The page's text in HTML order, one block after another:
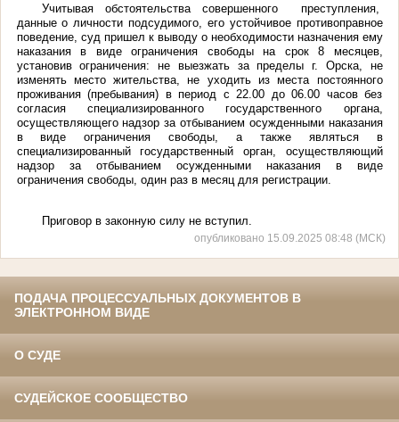
Учитывая обстоятельства совершенного преступления,
данные о личности подсудимого, его устойчивое противоправное
поведение, суд пришел к выводу о необходимости назначения ему
наказания в виде ограничения свободы
на срок 8 месяцев,
установив ограничения: не выезжать за пределы г. Орска, не
изменять место жительства, не уходить из места постоянного
проживания (пребывания) в период с 22.00 до 06.00 часов без
согласия специализированного государственного органа,
осуществляющего надзор за отбыванием осужденными наказания
в виде ограничения свободы, а также являться в
специализированный государственный орган, осуществляющий
надзор за отбыванием осужденными наказания в виде
ограничения свободы, один раз в месяц для регистрации.
Приговор в законную силу не вступил.
опубликовано 15.09.2025 08:48 (МСК)
ПОДАЧА ПРОЦЕССУАЛЬНЫХ ДОКУМЕНТОВ В
ЭЛЕКТРОННОМ ВИДЕ
О СУДЕ
СУДЕЙСКОЕ СООБЩЕСТВО